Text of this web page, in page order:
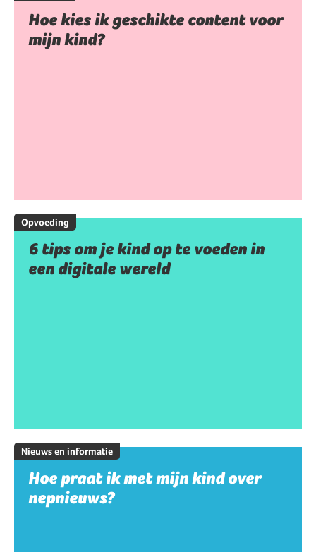
Hoe kies ik geschikte content voor
mijn kind?
Opvoeding
6 tips om je kind op te voeden in
een digitale wereld
Nieuws en informatie
Hoe praat ik met mijn kind over
nepnieuws?